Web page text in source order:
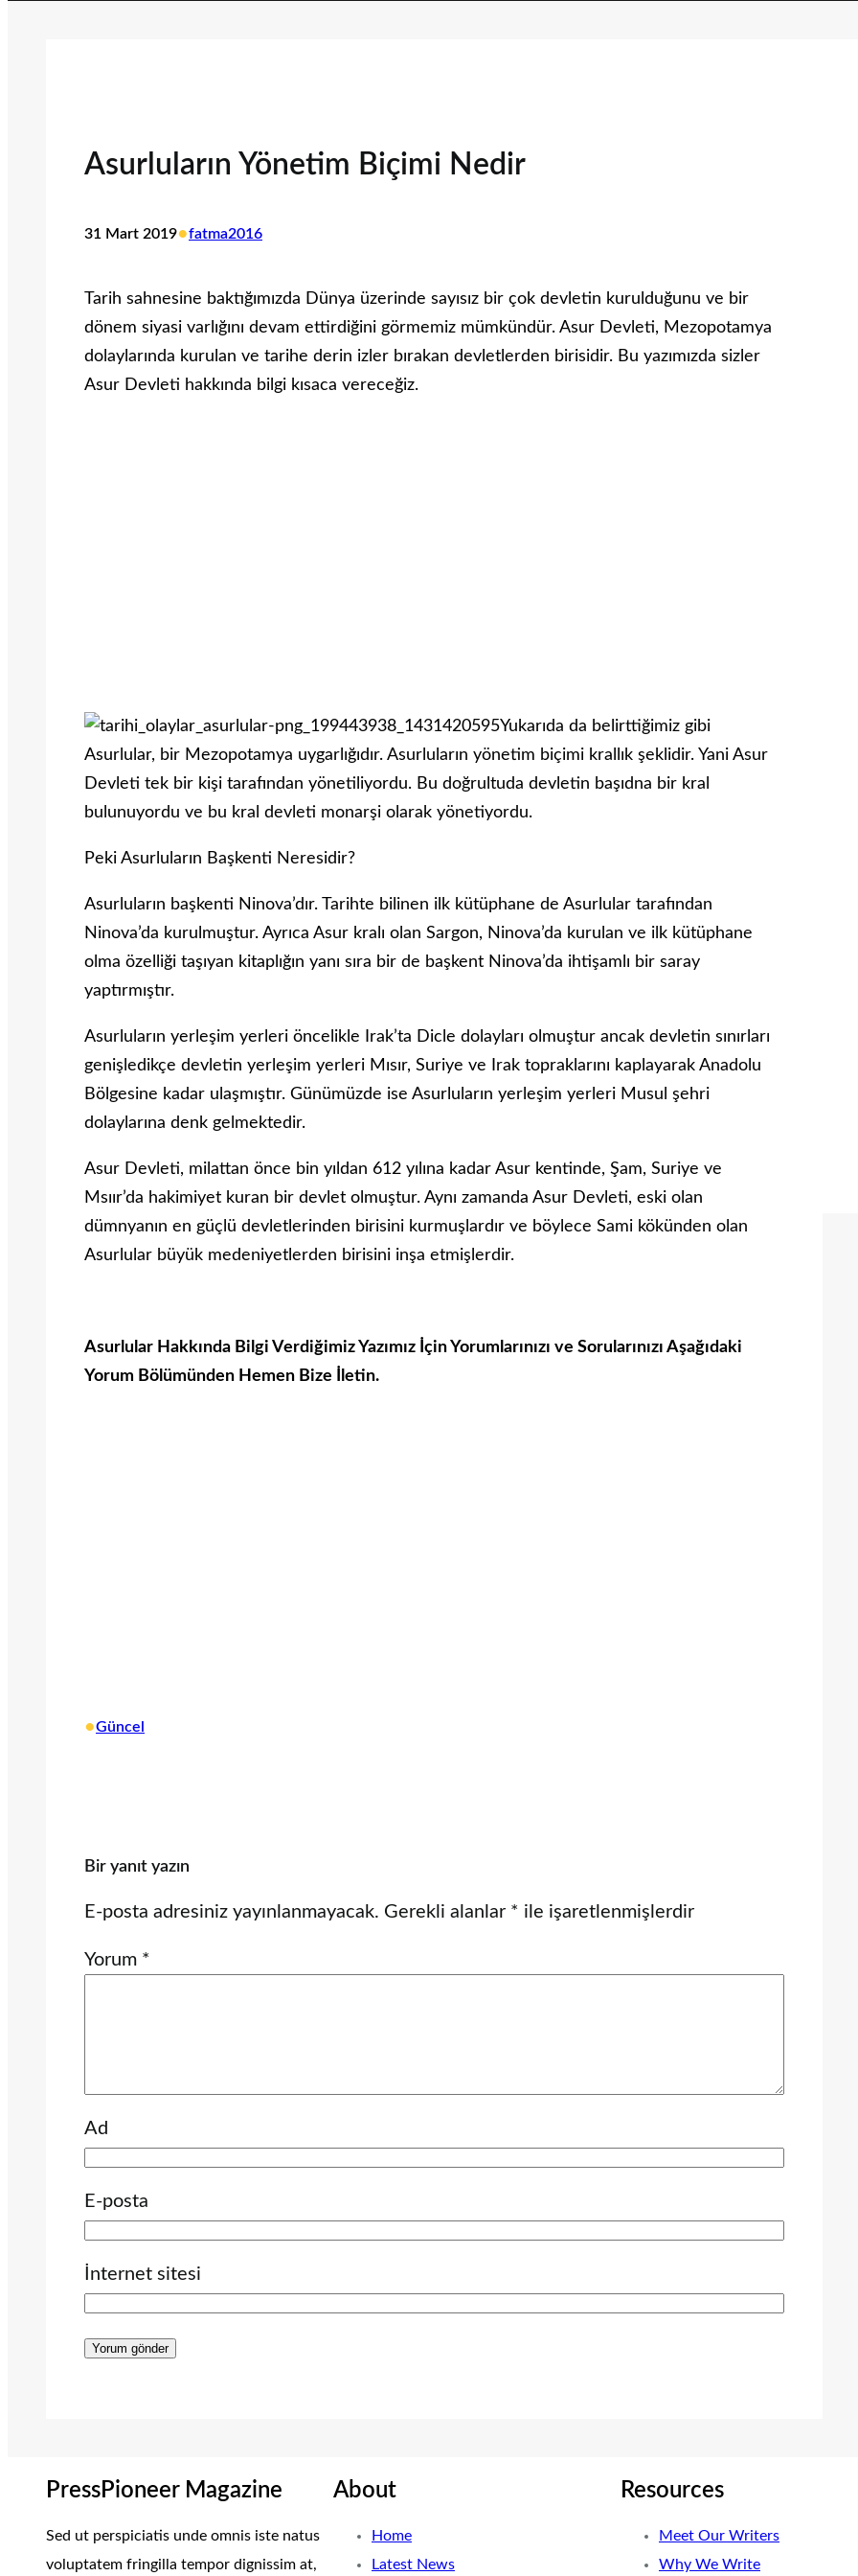
Asurluların Yönetim Biçimi Nedir
31 Mart 2019•fatma2016
Tarih sahnesine baktığımızda Dünya üzerinde sayısız bir çok devletin kurulduğunu ve bir
dönem siyasi varlığını devam ettirdiğini görmemiz mümkündür. Asur Devleti, Mezopotamya
dolaylarında kurulan ve tarihe derin izler bırakan devletlerden birisidir. Bu yazımızda sizler
Asur Devleti hakkında bilgi kısaca vereceğiz.
Yukarıda da belirttiğimiz gibi
Asurlular, bir Mezopotamya uygarlığıdır. Asurluların yönetim biçimi krallık şeklidir. Yani Asur
Devleti tek bir kişi tarafından yönetiliyordu. Bu doğrultuda devletin başıdna bir kral
bulunuyordu ve bu kral devleti monarşi olarak yönetiyordu.
Peki Asurluların Başkenti Neresidir?
Asurluların başkenti Ninova’dır. Tarihte bilinen ilk kütüphane de Asurlular tarafından
Ninova’da kurulmuştur. Ayrıca Asur kralı olan Sargon, Ninova’da kurulan ve ilk kütüphane
olma özelliği taşıyan kitaplığın yanı sıra bir de başkent Ninova’da ihtişamlı bir saray
yaptırmıştır.
Asurluların yerleşim yerleri öncelikle Irak’ta Dicle dolayları olmuştur ancak devletin sınırları
genişledikçe devletin yerleşim yerleri Mısır, Suriye ve Irak topraklarını kaplayarak Anadolu
Bölgesine kadar ulaşmıştır. Günümüzde ise Asurluların yerleşim yerleri Musul şehri
dolaylarına denk gelmektedir.
Asur Devleti, milattan önce bin yıldan 612 yılına kadar Asur kentinde, Şam, Suriye ve
Msıır’da hakimiyet kuran bir devlet olmuştur. Aynı zamanda Asur Devleti, eski olan
dümnyanın en güçlü devletlerinden birisini kurmuşlardır ve böylece Sami kökünden olan
Asurlular büyük medeniyetlerden birisini inşa etmişlerdir.
Asurlular Hakkında Bilgi Verdiğimiz Yazımız İçin Yorumlarınızı ve Sorularınızı Aşağıdaki
Yorum Bölümünden Hemen Bize İletin.
•Güncel
Bir yanıt yazın
E-posta adresiniz yayınlanmayacak. Gerekli alanlar * ile işaretlenmişlerdir
Yorum *
Ad
E-posta
İnternet sitesi
PressPioneer Magazine
Sed ut perspiciatis unde omnis iste natus
voluptatem fringilla tempor dignissim at,
About
Home
Latest News
Resources
Meet Our Writers
Why We Write